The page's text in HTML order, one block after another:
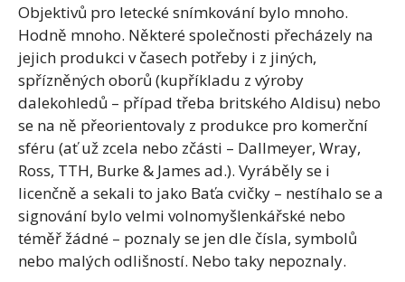
Objektivů pro letecké snímkování bylo mnoho.
Hodně mnoho. Některé společnosti přecházely na
jejich produkci v časech potřeby i z jiných,
spřízněných oborů (kupříkladu z výroby
dalekohledů – případ třeba britského Aldisu) nebo
se na ně přeorientovaly z produkce pro komerční
sféru (ať už zcela nebo zčásti – Dallmeyer, Wray,
Ross, TTH, Burke & James ad.). Vyráběly se i
licenčně a sekali to jako Baťa cvičky – nestíhalo se a
signování bylo velmi volnomyšlenkářské nebo
téměř žádné – poznaly se jen dle čísla, symbolů
nebo malých odlišností. Nebo taky nepoznaly.